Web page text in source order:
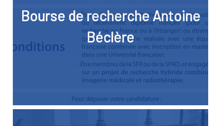
Bourse de recherche Antoine
Béclère